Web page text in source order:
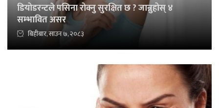
डियोडरन्टले पसिना रोक्नु सुरक्षित छ ? जान्नुहोस् ४
सम्भावित असर
बिहीबार, साउन ७, २०८३